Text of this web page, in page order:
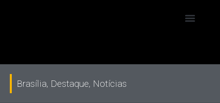
Brasília, Destaque, Notícias